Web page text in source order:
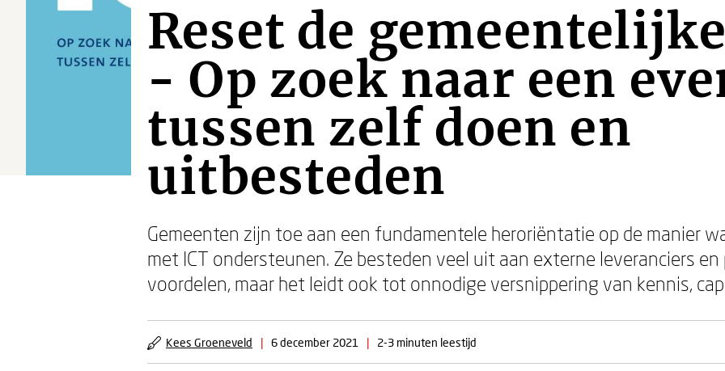
Reset de
- Op zoek naar een
tussen zelf doen en
uitbesteden
Gemeenten zijn toe aan een fundamentele heroriëntatie op de manier
met ICT ondersteunen. Ze besteden veel uit aan externe leveranciers
voordelen, maar het leidt ook tot onnodige versnippering van kennis,
Kees Groeneveld | 6 december 2021 | 2-3 minuten leestijd